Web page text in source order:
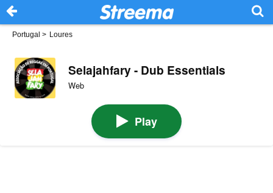
Portugal > Loures
Selajahfary - Dub Essentials
Web
Play